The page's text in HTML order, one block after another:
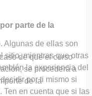
parte de la
de que el curso
se procederá a
de la
Algunas de ellas son
sitio, mientras que otras
la experiencia del
por ti mismo si
Ten en cuenta que si las